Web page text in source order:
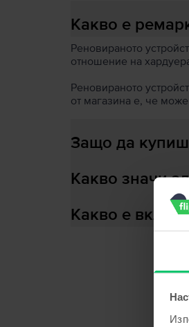
Какво е
Реновираното
отношение на
Реновираното
от магазина е, че
Защо да купиш
Какво значи
Какво е